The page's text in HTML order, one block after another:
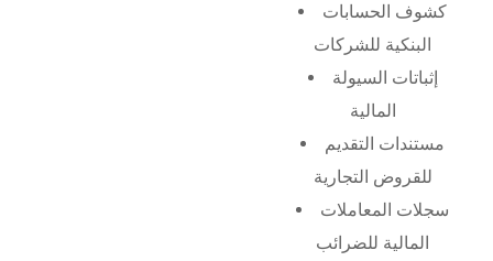
كشوف الحسابات
البنكية للشركات
إثباتات السيولة
المالية
مستندات التقديم
للقروض التجارية
سجلات المعاملات
المالية للضرائب